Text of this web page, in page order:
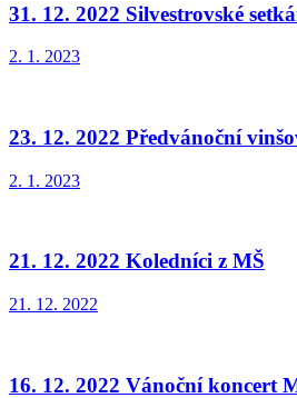
31. 12. 2022 Silvestrovské
2. 1. 2023
23. 12. 2022 Předvánoční
2. 1. 2023
21. 12. 2022 Koledníci z MŠ
21. 12. 2022
16. 12. 2022 Vánoční koncert